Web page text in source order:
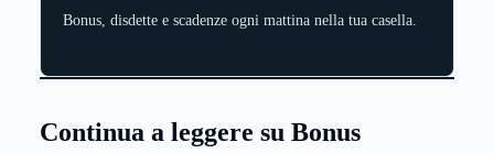
Bonus, disdette e scadenze ogni mattina nella tua casella.
Continua a leggere su Bonus